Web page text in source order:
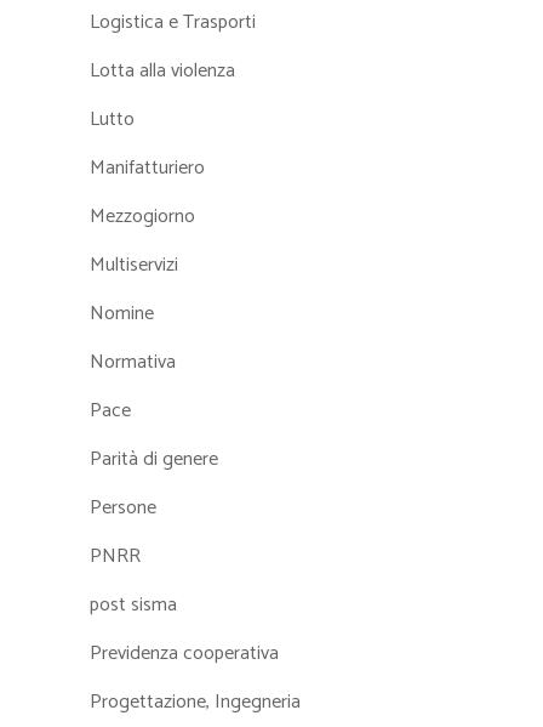
Logistica e Trasporti
Lotta alla violenza
Lutto
Manifatturiero
Mezzogiorno
Multiservizi
Nomine
Normativa
Pace
Parità di genere
Persone
PNRR
post sisma
Previdenza cooperativa
Progettazione, Ingegneria